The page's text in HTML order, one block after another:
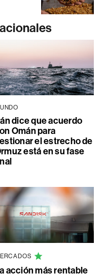
dice que acuerdo
Omán para
el estrecho de
está en su fase
acción más rentable